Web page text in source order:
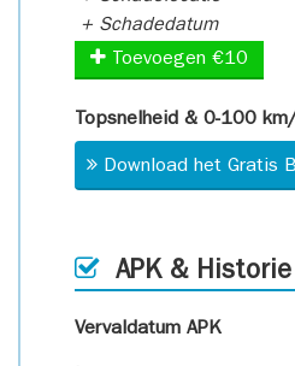
+ Schadedatum
Toevoegen €10
Topsnelheid & 0-100
Download het Gratis
APK & Historie
Vervaldatum APK